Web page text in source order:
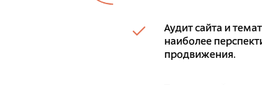
Аудит сайта и
наиболее
продвижения.